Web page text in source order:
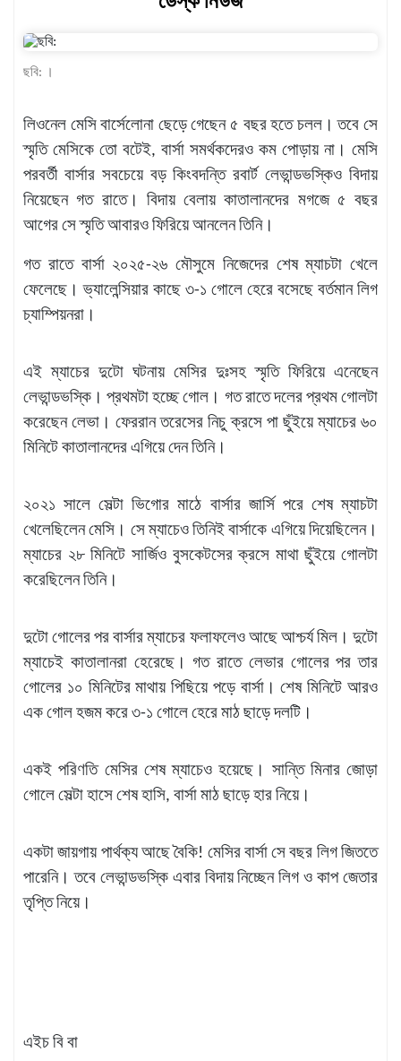
শিক্ষাঙ্গন
অর্থনীতি
মতামত
অন্যান্য
লাইফস্টাইল
ছবি: ।
লিওনেল মেসি বার্সেলোনা ছেড়ে গেছেন ৫ বছর হতে চলল। তবে সে
স্মৃতি মেসিকে তো বটেই, বার্সা সমর্থকদেরও কম পোড়ায় না। মেসি
পরবর্তী বার্সার সবচেয়ে বড় কিংবদন্তি রবার্ট লেভান্ডভস্কিও বিদায়
নিয়েছেন গত রাতে। বিদায় বেলায় কাতালানদের মগজে ৫ বছর
আগের সে স্মৃতি আবারও ফিরিয়ে আনলেন তিনি।
গত রাতে বার্সা ২০২৫-২৬ মৌসুমে নিজেদের শেষ ম্যাচটা খেলে
ফেলেছে। ভ্যালেন্সিয়ার কাছে ৩-১ গোলে হেরে বসেছে বর্তমান লিগ
চ্যাম্পিয়নরা।
এই ম্যাচের দুটো ঘটনায় মেসির দুঃসহ স্মৃতি ফিরিয়ে এনেছেন
লেভান্ডভস্কি। প্রথমটা হচ্ছে গোল। গত রাতে দলের প্রথম গোলটা
করেছেন লেভা। ফেররান তরেসের নিচু ক্রসে পা ছুঁইয়ে ম্যাচের ৬০
মিনিটে কাতালানদের এগিয়ে দেন তিনি।
২০২১ সালে সেল্টা ভিগোর মাঠে বার্সার জার্সি পরে শেষ ম্যাচটা
খেলেছিলেন মেসি। সে ম্যাচেও তিনিই বার্সাকে এগিয়ে দিয়েছিলেন।
ম্যাচের ২৮ মিনিটে সার্জিও বুসকেটসের ক্রসে মাথা ছুঁইয়ে গোলটা
করেছিলেন তিনি।
দুটো গোলের পর বার্সার ম্যাচের ফলাফলেও আছে আশ্চর্য মিল। দুটো
ম্যাচেই কাতালানরা হেরেছে। গত রাতে লেভার গোলের পর তার
গোলের ১০ মিনিটের মাথায় পিছিয়ে পড়ে বার্সা। শেষ মিনিটে আরও
এক গোল হজম করে ৩-১ গোলে হেরে মাঠ ছাড়ে দলটি।
একই পরিণতি মেসির শেষ ম্যাচেও হয়েছে। সান্তি মিনার জোড়া
গোলে সেল্টা হাসে শেষ হাসি, বার্সা মাঠ ছাড়ে হার নিয়ে।
একটা জায়গায় পার্থক্য আছে বৈকি! মেসির বার্সা সে বছর লিগ জিততে
পারেনি। তবে লেভান্ডভস্কি এবার বিদায় নিচ্ছেন লিগ ও কাপ জেতার
তৃপ্তি নিয়ে।
এইচ বি বা